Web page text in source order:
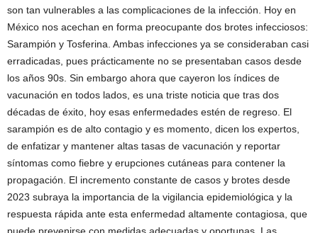
son tan vulnerables a las complicaciones de la infección. Hoy en
México nos acechan en forma preocupante dos brotes infecciosos:
Sarampión y Tosferina. Ambas infecciones ya se consideraban casi
erradicadas, pues prácticamente no se presentaban casos desde
los años 90s. Sin embargo ahora que cayeron los índices de
vacunación en todos lados, es una triste noticia que tras dos
décadas de éxito, hoy esas enfermedades estén de regreso. El
sarampión es de alto contagio y es momento, dicen los expertos,
de enfatizar y mantener altas tasas de vacunación y reportar
síntomas como fiebre y erupciones cutáneas para contener la
propagación. El incremento constante de casos y brotes desde
2023 subraya la importancia de la vigilancia epidemiológica y la
respuesta rápida ante esta enfermedad altamente contagiosa, que
puede prevenirse con medidas adecuadas y oportunas. Las